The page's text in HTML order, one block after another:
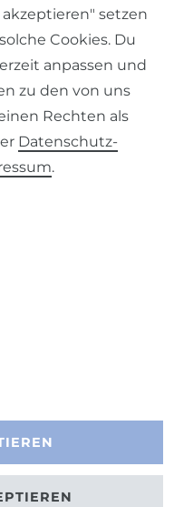
AGB
akzeptieren" setzen
Cookies. Du
anpassen und
zu den von uns
Rechten als
Daten­schutz­
.